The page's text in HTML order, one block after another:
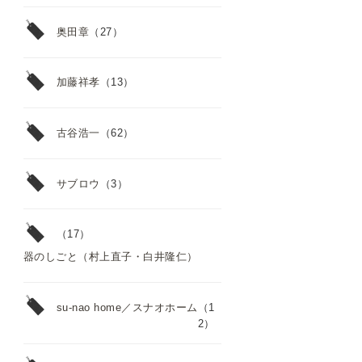
奥田章 （27）
加藤祥孝 （13）
古谷浩一 （62）
サブロウ （3）
器のしごと（村上直子・白井隆仁）
（17）
su-nao home／スナオホーム
（1
2）